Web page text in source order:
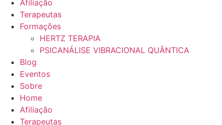
Afiliação
Terapeutas
Formações
HERTZ TERAPIA
PSICANÁLISE VIBRACIONAL QUÂNTICA
Blog
Eventos
Sobre
Home
Afiliação
Terapeutas